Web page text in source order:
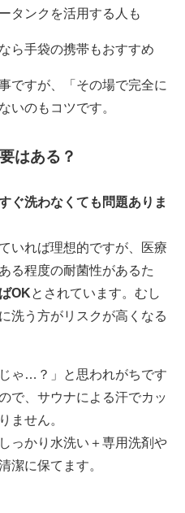
タンクを活用する人も
ら手袋の携帯もおすすめ
ですが、「その場で完全に
いのもコツです。
はある？
ぐ洗わなくても問題ありま
いれば理想的ですが、医療
る程度の耐菌性があるた
OK とされています。むし
洗う方がリスクが高くなる
ゃ…？」と思われがちです
で、サウナによる汗でカッ
ません。
っかり水洗い＋専用洗剤や
潔に保てます。